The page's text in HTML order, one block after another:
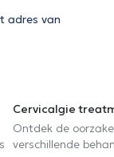
adres van
Cervicalgie
Ontdek de
verschillende